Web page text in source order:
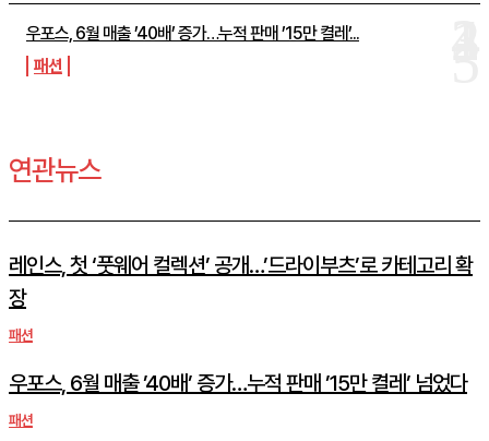
우포스, 6월 매출 ’40배’ 증가…누적 판매 ’15만 켤레’...
패션
연관뉴스
레인스, 첫 ‘풋웨어 컬렉션’ 공개…’드라이부츠’로 카테고리 확
장
패션
우포스, 6월 매출 ’40배’ 증가…누적 판매 ’15만 켤레’ 넘었다
패션